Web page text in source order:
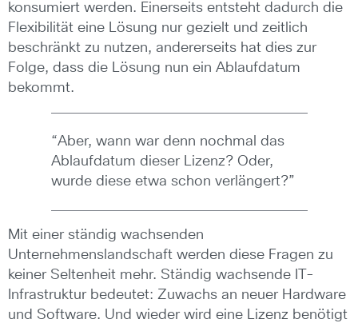
konsumiert werden. Einerseits entsteht dadurch die
Flexibilität eine Lösung nur gezielt und zeitlich
beschränkt zu nutzen, andererseits hat dies zur
Folge, dass die Lösung nun ein Ablaufdatum
bekommt.
“Aber, wann war denn nochmal das
Ablaufdatum dieser Lizenz? Oder,
wurde diese etwa schon verlängert?”
Mit einer ständig wachsenden
Unternehmenslandschaft werden diese Fragen zu
keiner Seltenheit mehr. Ständig wachsende IT-
Infrastruktur bedeutet: Zuwachs an neuer Hardware
und Software. Und wieder wird eine Lizenz benötigt